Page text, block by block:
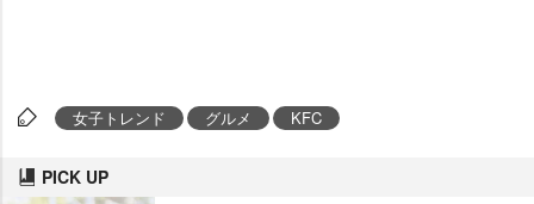
女子トレンド グルメ KFC
PICK UP